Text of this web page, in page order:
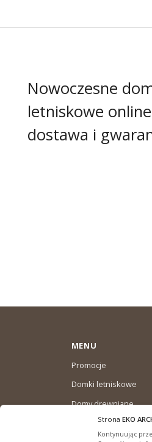
Nowoczesne
letniskowe
dostawa i
MENU
Promocje
Domki letniskowe
Domy drewniane
Domki ogrodowe
Strona EKO
Kontynuując